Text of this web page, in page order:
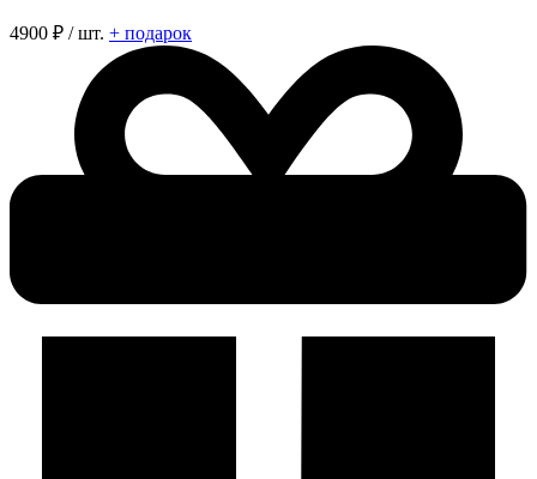
4900 ₽ / шт. + подарок